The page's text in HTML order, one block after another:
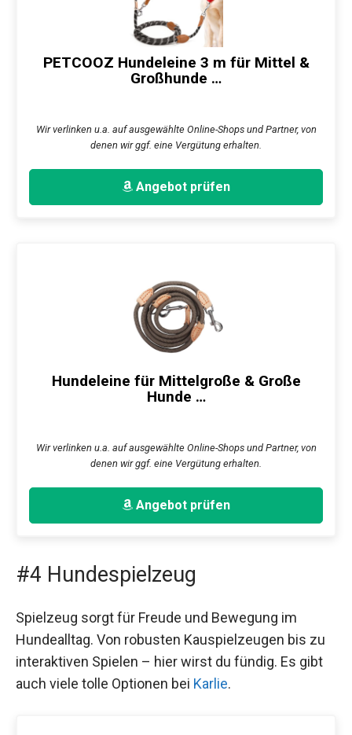
PETCOOZ Hundeleine 3 m für Mittel &
Großhunde …
Wir verlinken u.a. auf ausgewählte Online-Shops und Partner, von
denen wir ggf. eine Vergütung erhalten.
Angebot prüfen
Hundeleine für Mittelgroße & Große
Hunde …
Wir verlinken u.a. auf ausgewählte Online-Shops und Partner, von
denen wir ggf. eine Vergütung erhalten.
Angebot prüfen
#4 Hundespielzeug
Spielzeug sorgt für Freude und Bewegung im
Hundealltag. Von robusten Kauspielzeugen bis zu
interaktiven Spielen – hier wirst du fündig. Es gibt
auch viele tolle Optionen bei Karlie.